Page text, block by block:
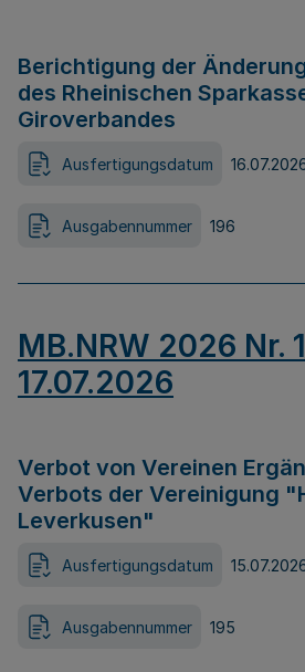
Berichtigung der
des Rheinischen
Giroverbandes
Ausfertigungsdatum
Ausgabennummer 196
MB.NRW 2026 Nr.
17.07.2026
Verbot von Vereinen
Verbots der Vereinigung
Leverkusen"
Ausfertigungsdatum
Ausgabennummer 195